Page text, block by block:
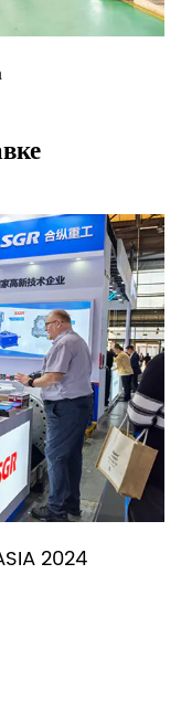
2024